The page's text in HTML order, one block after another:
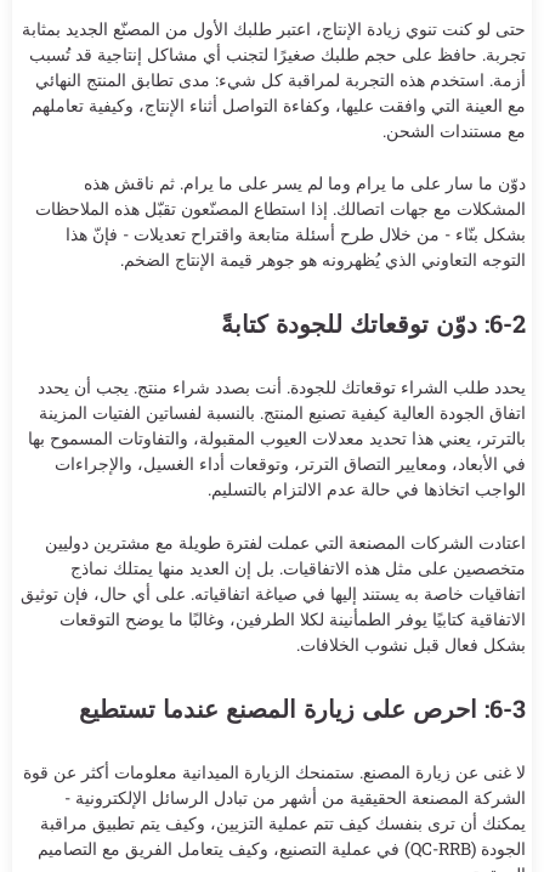
حتى لو كنت تنوي زيادة الإنتاج، اعتبر طلبك الأول من المصنّع الجديد بمثابة
تجربة. حافظ على حجم طلبك صغيرًا لتجنب أي مشاكل إنتاجية قد تُسبب
أزمة. استخدم هذه التجربة لمراقبة كل شيء: مدى تطابق المنتج النهائي
مع العينة التي وافقت عليها، وكفاءة التواصل أثناء الإنتاج، وكيفية تعاملهم
مع مستندات الشحن.
دوّن ما سار على ما يرام وما لم يسر على ما يرام. ثم ناقش هذه
المشكلات مع جهات اتصالك. إذا استطاع المصنّعون تقبّل هذه الملاحظات
بشكل بنّاء - من خلال طرح أسئلة متابعة واقتراح تعديلات - فإنّ هذا
التوجه التعاوني الذي يُظهرونه هو جوهر قيمة الإنتاج الضخم.
6-2: دوّن توقعاتك للجودة كتابةً
يحدد طلب الشراء توقعاتك للجودة. أنت بصدد شراء منتج. يجب أن يحدد
اتفاق الجودة العالية كيفية تصنيع المنتج. بالنسبة لفساتين الفتيات المزينة
بالترتر، يعني هذا تحديد معدلات العيوب المقبولة، والتفاوتات المسموح بها
في الأبعاد، ومعايير التصاق الترتر، وتوقعات أداء الغسيل، والإجراءات
الواجب اتخاذها في حالة عدم الالتزام بالتسليم.
اعتادت الشركات المصنعة التي عملت لفترة طويلة مع مشترين دوليين
متخصصين على مثل هذه الاتفاقيات. بل إن العديد منها يمتلك نماذج
اتفاقيات خاصة به يستند إليها في صياغة اتفاقياته. على أي حال، فإن توثيق
الاتفاقية كتابيًا يوفر الطمأنينة لكلا الطرفين، وغالبًا ما يوضح التوقعات
بشكل فعال قبل نشوب الخلافات.
6-3: احرص على زيارة المصنع عندما تستطيع
لا غنى عن زيارة المصنع. ستمنحك الزيارة الميدانية معلومات أكثر عن قوة
الشركة المصنعة الحقيقية من أشهر من تبادل الرسائل الإلكترونية -
يمكنك أن ترى بنفسك كيف تتم عملية التزيين، وكيف يتم تطبيق مراقبة
الجودة (QC-RRB) في عملية التصنيع، وكيف يتعامل الفريق مع التصاميم